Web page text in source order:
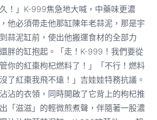
！」K-999焦急地大喊，中藥味更濃
他必須帶走他那缸陳年老蒜泥，那是宇
蒜泥缸前，使出他搬運食材的全部力
胖的缸抱起。「走！K-999！我們要從
你的紅棗枸杞燃料了！」「不行！燃料
了紅棗我飛不遠！」吉娃娃特務抗議。
沾的衣領，同時開啟了它背上的枸杞推
「滋滋」的輕微煎煮聲，伴隨著一股濃